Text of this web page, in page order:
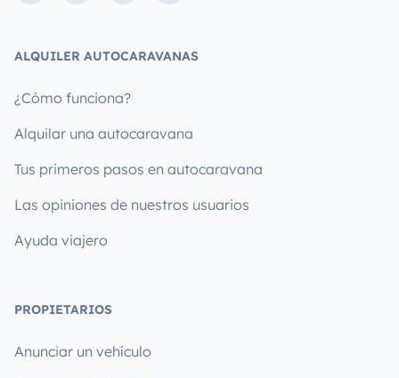
ALQUILER AUTOCARAVANAS
¿Cómo funciona?
Alquilar una autocaravana
Tus primeros pasos en autocaravana
Las opiniones de nuestros usuarios
Ayuda viajero
PROPIETARIOS
Anunciar un vehículo